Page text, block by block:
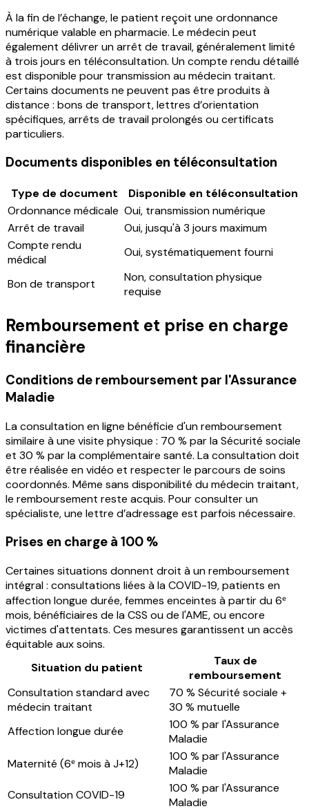
À la fin de l’échange, le patient reçoit une ordonnance
numérique valable en pharmacie. Le médecin peut
également délivrer un arrêt de travail, généralement limité
à trois jours en téléconsultation. Un compte rendu détaillé
est disponible pour transmission au médecin traitant.
Certains documents ne peuvent pas être produits à
distance : bons de transport, lettres d’orientation
spécifiques, arrêts de travail prolongés ou certificats
particuliers.
Documents disponibles en téléconsultation
Type de document
Disponible en téléconsultation
Ordonnance médicale Oui, transmission numérique
Arrêt de travail
Oui, jusqu'à 3 jours maximum
Compte rendu
médical
Oui, systématiquement fourni
Bon de transport
Non, consultation physique
requise
Remboursement et prise en charge
financière
Conditions de remboursement par l'Assurance
Maladie
La consultation en ligne bénéficie d'un remboursement
similaire à une visite physique : 70 % par la Sécurité sociale
et 30 % par la complémentaire santé. La consultation doit
être réalisée en vidéo et respecter le parcours de soins
coordonnés. Même sans disponibilité du médecin traitant,
le remboursement reste acquis. Pour consulter un
spécialiste, une lettre d’adressage est parfois nécessaire.
Prises en charge à 100 %
Certaines situations donnent droit à un remboursement
intégral : consultations liées à la COVID-19, patients en
affection longue durée, femmes enceintes à partir du 6ᵉ
mois, bénéficiaires de la CSS ou de l'AME, ou encore
victimes d'attentats. Ces mesures garantissent un accès
équitable aux soins.
Situation du patient
Taux de
remboursement
Consultation standard avec
médecin traitant
70 % Sécurité sociale +
30 % mutuelle
Affection longue durée
100 % par l'Assurance
Maladie
Maternité (6ᵉ mois à J+12)
100 % par l'Assurance
Maladie
Consultation COVID-19
100 % par l'Assurance
Maladie